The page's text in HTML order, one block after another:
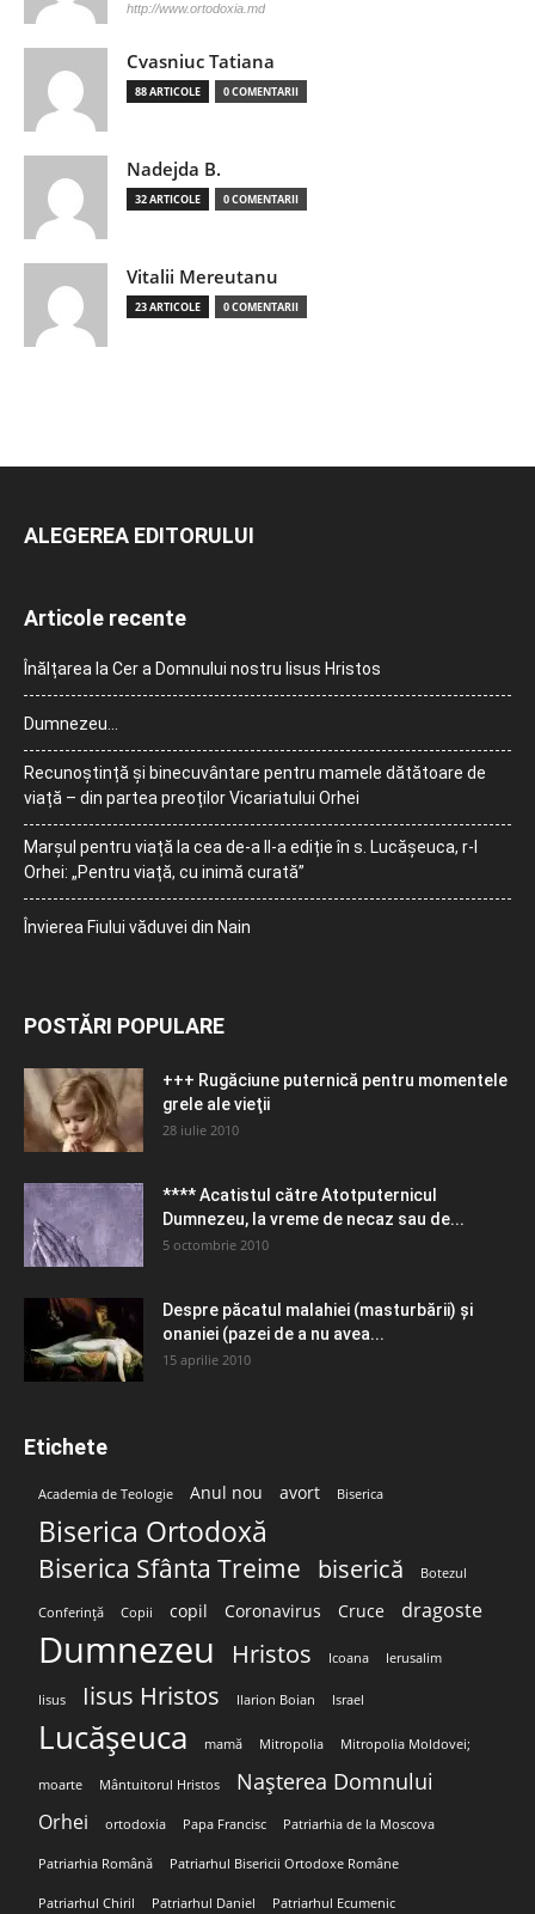
http://www.ortodoxia.md
Cvasniuc Tatiana
88 ARTICOLE 0 COMENTARII
Nadejda B.
32 ARTICOLE 0 COMENTARII
Vitalii Mereutanu
23 ARTICOLE 0 COMENTARII
ALEGEREA EDITORULUI
Articole recente
Înălțarea la Cer a Domnului nostru Iisus Hristos
Dumnezeu…
Recunoștință și binecuvântare pentru mamele dătătoare de
viață – din partea preoților Vicariatului Orhei
Marșul pentru viață la cea de-a II-a ediție în s. Lucășeuca, r-l
Orhei: „Pentru viață, cu inimă curată”
Învierea Fiului văduvei din Nain
POSTĂRI POPULARE
+++ Rugăciune puternică pentru momentele
grele ale vieţii
28 iulie 2010
**** Acatistul către Atotputernicul
Dumnezeu, la vreme de necaz sau de...
5 octombrie 2010
Despre păcatul malahiei (masturbării) şi
onaniei (pazei de a nu avea...
15 aprilie 2010
Etichete
Academia de Teologie Anul nou avort Biserica
Biserica Ortodoxă
Biserica Sfânta Treime biserică Botezul
Conferință Copii copil Coronavirus Cruce dragoste
Dumnezeu Hristos Icoana Ierusalim
Iisus Iisus Hristos Ilarion Boian Israel
Lucășeuca mamă Mitropolia Mitropolia Moldovei;
moarte Mântuitorul Hristos Nașterea Domnului
Orhei ortodoxia Papa Francisc Patriarhia de la Moscova
Patriarhia Română Patriarhul Bisericii Ortodoxe Române
Patriarhul Chiril Patriarhul Daniel Patriarhul Ecumenic